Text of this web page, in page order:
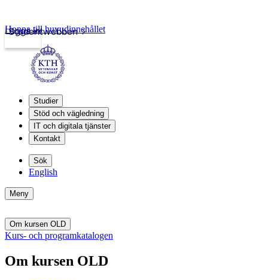
Studentwebben
Logga in
Hoppa till huvudinnehållet
Studier
Stöd och vägledning
IT och digitala tjänster
Kontakt
Sök
English
Meny
Om kursen OLD
Kurs- och programkatalogen
Om kursen OLD